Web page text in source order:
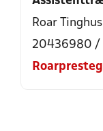
Roar
20436980 /